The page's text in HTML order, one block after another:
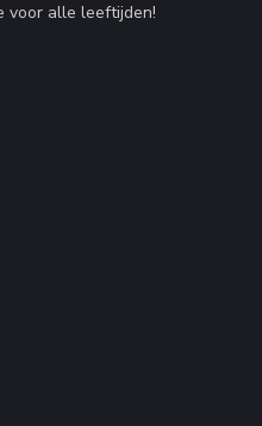
voor alle leeftijden!